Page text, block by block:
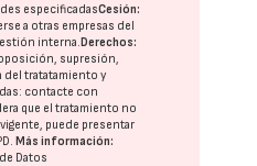
especificadasCesión:
a otras empresas del
interna.Derechos:
supresión,
tratatamiento y
contacte con
que el tratamiento no
puede presentar
.Más información:
Datos